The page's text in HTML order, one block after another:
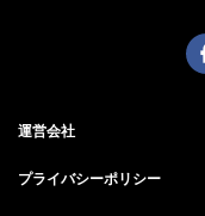
運営会社
プライバシーポリシー